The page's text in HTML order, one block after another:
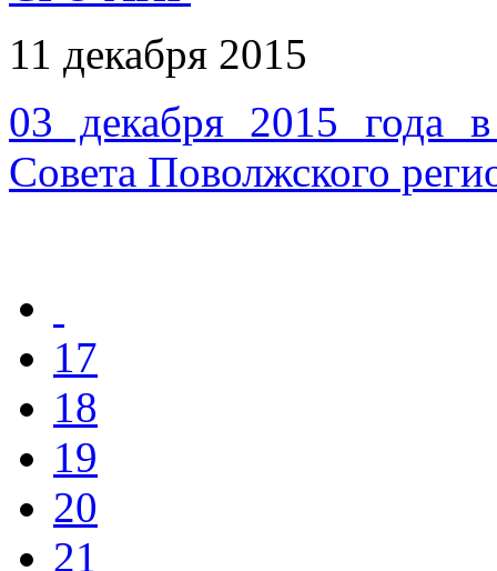
11 декабря 2015
03 декабря 2015 года
Совета Поволжского
17
18
19
20
21